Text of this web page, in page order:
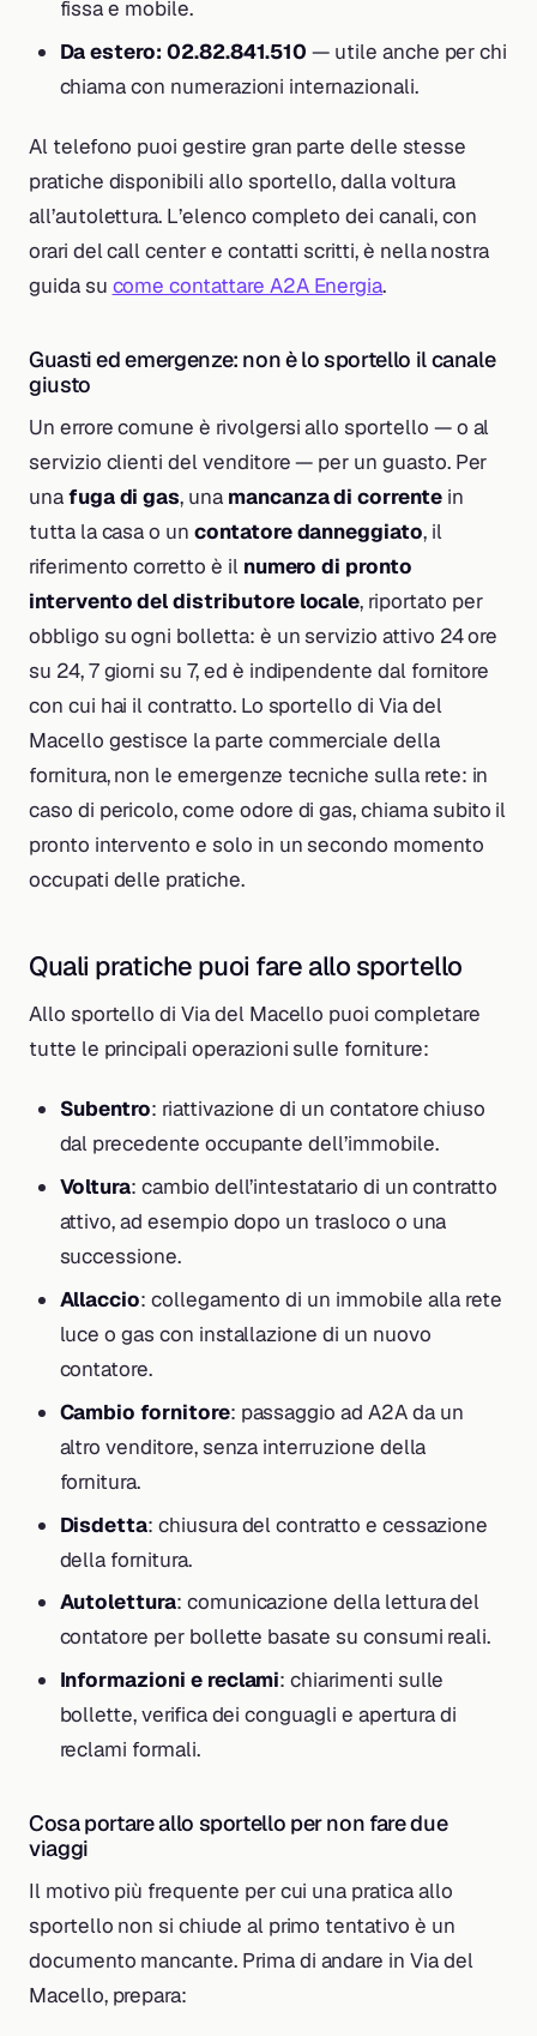
fissa e mobile.
Da estero: 02.82.841.510 — utile anche per chi
chiama con numerazioni internazionali.
Al telefono puoi gestire gran parte delle stesse
pratiche disponibili allo sportello, dalla voltura
all’autolettura. L’elenco completo dei canali, con
orari del call center e contatti scritti, è nella nostra
guida su come contattare A2A Energia.
Guasti ed emergenze: non è lo sportello il canale
giusto
Un errore comune è rivolgersi allo sportello — o al
servizio clienti del venditore — per un guasto. Per
unafuga di gas, una mancanza di correntein
tutta la casa o uncontatore danneggiato, il
riferimento corretto è il numero di pronto
intervento del distributore locale, riportato per
obbligo su ogni bolletta: è un servizio attivo 24 ore
su 24, 7 giorni su 7, ed è indipendente dal fornitore
con cui hai il contratto. Lo sportello di Via del
Macello gestisce la parte commerciale della
fornitura, non le emergenze tecniche sulla rete: in
caso di pericolo, come odore di gas, chiama subito il
pronto intervento e solo in un secondo momento
occupati delle pratiche.
Quali pratiche puoi fare allo sportello
Allo sportello di Via del Macello puoi completare
tutte le principali operazioni sulle forniture:
Subentro: riattivazione di un contatore chiuso
dal precedente occupante dell’immobile.
Voltura: cambio dell’intestatario di un contratto
attivo, ad esempio dopo un trasloco o una
successione.
Allaccio: collegamento di un immobile alla rete
luce o gas con installazione di un nuovo
contatore.
Cambio fornitore: passaggio ad A2A da un
altro venditore, senza interruzione della
fornitura.
Disdetta: chiusura del contratto e cessazione
della fornitura.
Autolettura: comunicazione della lettura del
contatore per bollette basate su consumi reali.
Informazioni e reclami: chiarimenti sulle
bollette, verifica dei conguagli e apertura di
reclami formali.
Cosa portare allo sportello per non fare due
viaggi
Il motivo più frequente per cui una pratica allo
sportello non si chiude al primo tentativo è un
documento mancante. Prima di andare in Via del
Macello, prepara: